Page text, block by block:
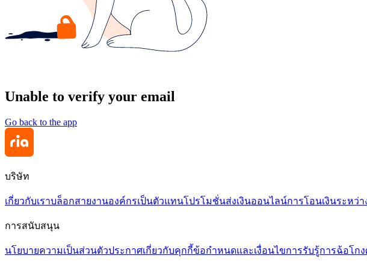
Unable to verify your email
Go back to the app
บริษัท
เกี่ยวกับเราบล็อกสายงานองค์กรเป็นตัวแทนโปรโมชั่นส่งเงินออนไลน์การโอนเงินระหว่า
การสนับสนุน
นโยบายความเป็นส่วนตัวประกาศเกี่ยวกับคุกกี้ข้อกำหนดและเงื่อนไขการรับรู้การฉ้อโกง